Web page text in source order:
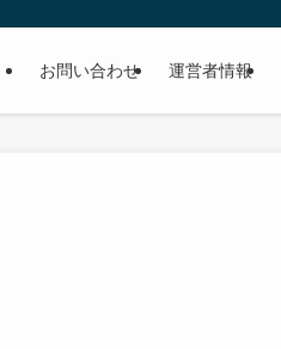
お問い合わせ 運営者情報